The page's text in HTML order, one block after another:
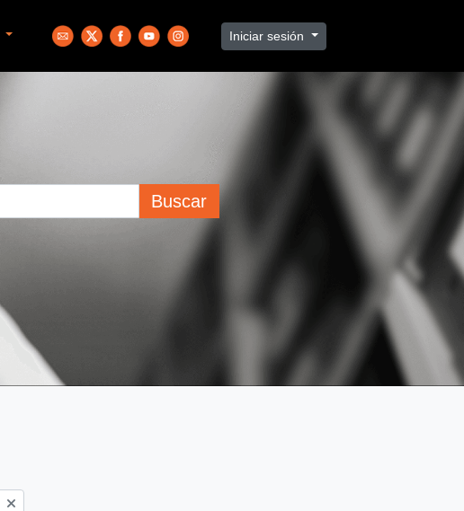
Iniciar sesión
Buscar